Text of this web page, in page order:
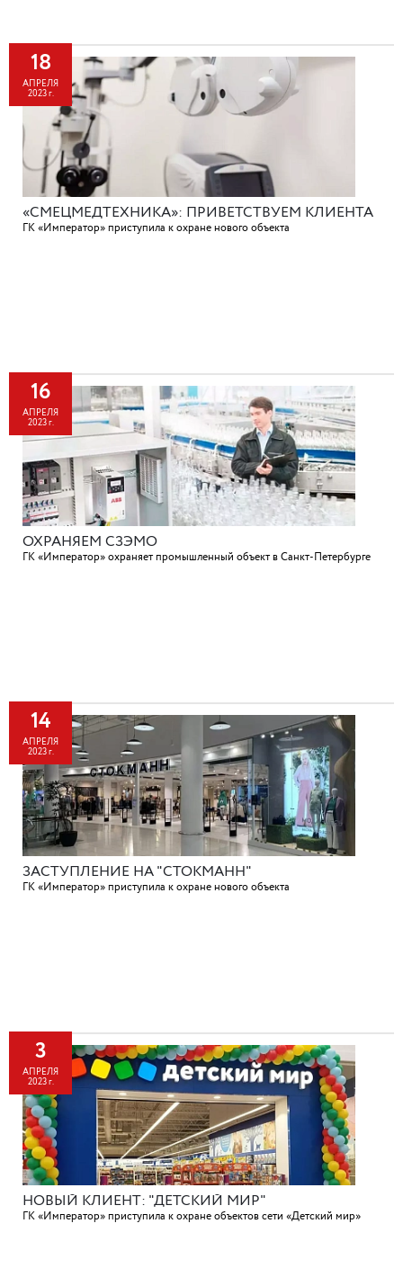
18
АПРЕЛЯ
2023 г.
«СМЕЦМЕДТЕХНИКА»: ПРИВЕТСТВУЕМ КЛИЕНТА
ГК «Император» приступила к охране нового объекта
16
АПРЕЛЯ
2023 г.
ОХРАНЯЕМ СЗЭМО
ГК «Император» охраняет промышленный объект в Санкт-Петербурге
14
АПРЕЛЯ
2023 г.
ЗАСТУПЛЕНИЕ НА "СТОКМАНН"
ГК «Император» приступила к охране нового объекта
3
АПРЕЛЯ
2023 г.
НОВЫЙ КЛИЕНТ: "ДЕТСКИЙ МИР"
ГК «Император» приступила к охране объектов сети «Детский мир»